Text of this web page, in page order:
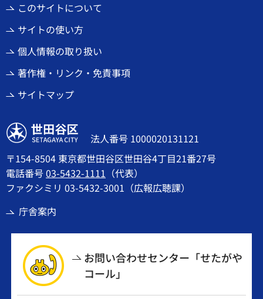
このサイトについて
サイトの使い方
個人情報の取り扱い
著作権・リンク・免責事項
サイトマップ
世田谷区
法人番号 1000020131121
〒154-8504 東京都世田谷区世田谷4丁目21番27号
電話番号03-5432-1111 （代表）
ファクシミリ 03-5432-3001（広報広聴課）
庁舎案内
お問い合わせセンター「せたがや
コール」